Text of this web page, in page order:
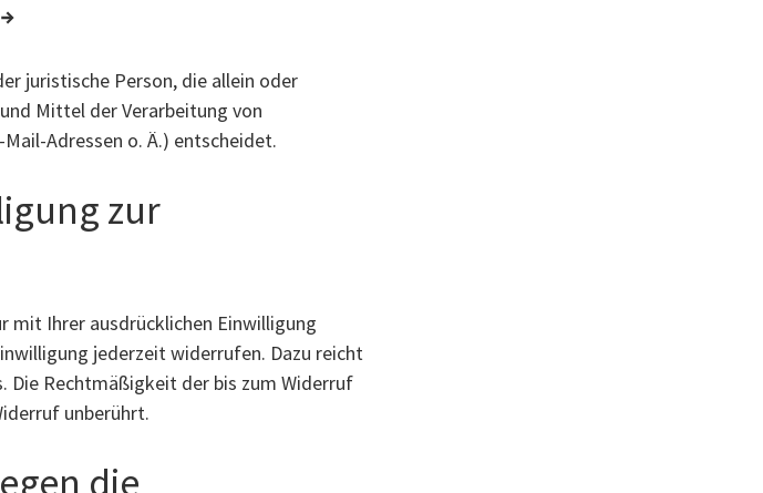
juristische Person, die allein oder
Mittel der Verarbeitung von
Adressen o. Ä.) entscheidet.
zur
mit Ihrer ausdrücklichen Einwilligung
jederzeit widerrufen. Dazu reicht
Die Rechtmäßigkeit der bis zum Widerruf
unberührt.
die